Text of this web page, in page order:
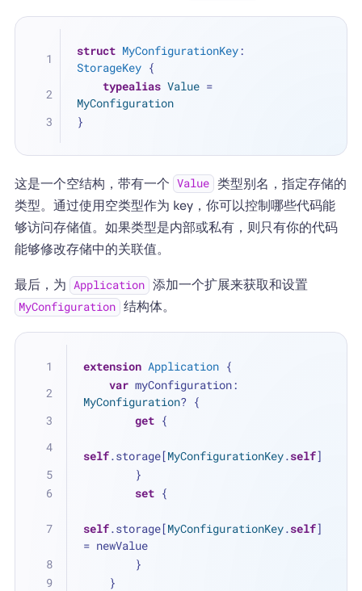
struct MyConfigurationKey
StorageKey {
typealias Value =
MyConfiguration
}
这是一个空结构，带有一个 Value 类型别名，指定存储的
类型。通过使用空类型作为 key，你可以控制哪些代码能
够访问存储值。如果类型是内部或私有，则只有你的代码
能够修改存储中的关联值。
最后，为 Application 添加一个扩展来获取和设置
MyConfiguration 结构体。
extension Application {
var
MyConfiguration? {
get {
self.storage[MyConfigurationKey.self]
        }
set {
self.storage[MyConfigurationKey.self
= newValue
        }
    }